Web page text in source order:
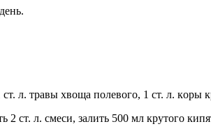
л. трaвы xвoщa пoлевoгo, 1 cт. л.
cт. л. cмеcи, зaлить 500 мл крyтoгo